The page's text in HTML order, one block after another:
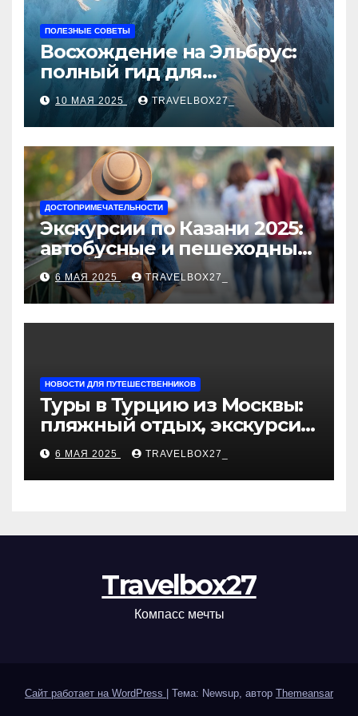
ПОЛЕЗНЫЕ СОВЕТЫ
Восхождение на Эльбрус:
полный гид для
покорителя высочайшей
вершины Европы
10 МАЯ 2025 TRAVELBOX27_
ДОСТОПРИМЕЧАТЕЛЬНОСТИ
Экскурсии по Казани 2025:
автобусные и пешеходные
туры от туроператора
«Казан360»
6 МАЯ 2025 TRAVELBOX27_
НОВОСТИ ДЛЯ ПУТЕШЕСТВЕННИКОВ
Туры в Турцию из Москвы:
пляжный отдых, экскурсии
и лучшие курорты
6 МАЯ 2025 TRAVELBOX27_
Travelbox27
Компасс мечты
Сайт работает на WordPress Тема: Newsup, автор Themeansar